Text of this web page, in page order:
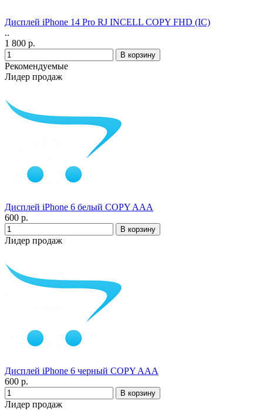
Дисплей iPhone 14 Pro RJ INCELL COPY FHD (IC)
..
1 800 р.
Рекомендуемые
Лидер продаж
Дисплей iPhone 6 белый COPY AAA
600 р.
Лидер продаж
Дисплей iPhone 6 черный COPY AAA
600 р.
Лидер продаж